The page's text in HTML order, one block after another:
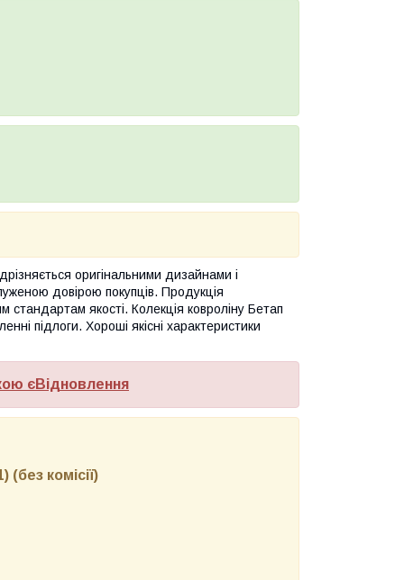
оригінальними дизайнами і
довірою покупців. Продукція
стандартам якості. Колекція ковроліну Бетап
підлоги. Хороші якісні характеристики
єВідновлення
комісії)